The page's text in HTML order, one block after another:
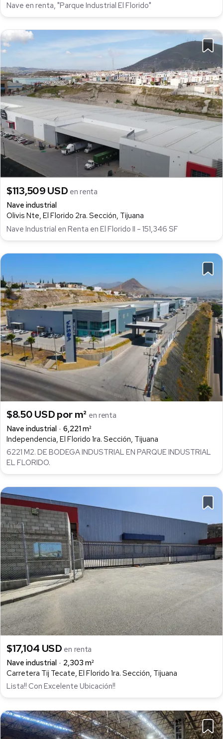
Nave en renta, "Parque Industrial El Florido"
$113,509 USD en renta
Nave industrial
Olivis Nte, El Florido 2ra. Sección, Tijuana
Nave Industrial en Renta en El Florido II – 151,346 SF
$8.50 USD por m² en renta
Nave industrial
6,221 m²
Independencia, El Florido 1ra. Sección, Tijuana
6221 M2. DE BODEGA INDUSTRIAL EN PARQUE INDUSTRIAL
EL FLORIDO.
$17,104 USD en renta
Nave industrial
2,303 m²
Carretera Tij Tecate, El Florido 1ra. Sección, Tijuana
Lista!! Con Excelente Ubicación!!